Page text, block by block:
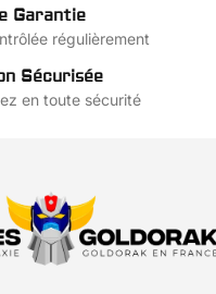
choisies
Garantie
régulièrement
Sécurisée
en toute sécurité